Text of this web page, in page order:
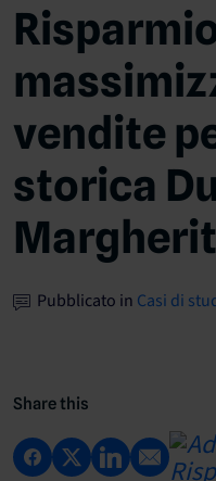
vendite
storica
Pubblicato in Casi di
Share this